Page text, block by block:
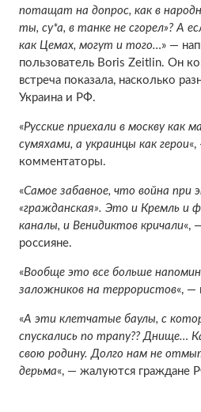
потащат на допрос, как в
ты, су*а, в танке не сгорел»? А
как Цемах, могут и того…» —
пользователь Boris Zeitlin. Он
встреча показала, насколько
Украина и РФ.
«Русские приехали в москву как
сумяхами, а украинцы как герои
комментаторы.
«Самое забавное, что война при
«гражданская». Это и Кремль и
каналы, и Венидиктов кричали«,
россияне.
«Вообще это все больше
заложников на террористов«, —
«А эти клетчатые баулы, с
спускались по трапу?? Днище…
свою родину. Долго нам не
дерьма«, — жалуются граждане